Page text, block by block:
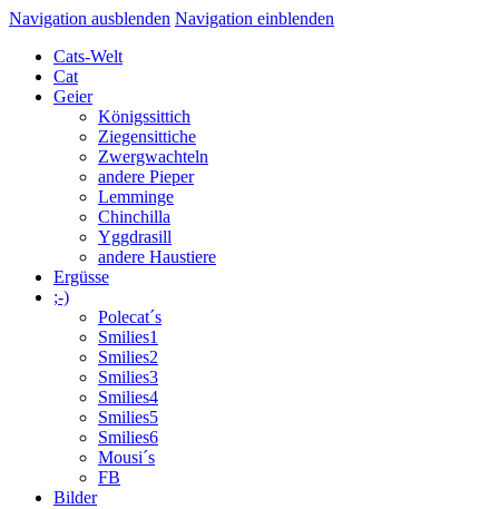
Navigation ausblenden Navigation einblenden
Cats-Welt
Cat
Geier
Königssittich
Ziegensittiche
Zwergwachteln
andere Pieper
Lemminge
Chinchilla
Yggdrasill
andere Haustiere
Ergüsse
;-)
Polecat´s
Smilies1
Smilies2
Smilies3
Smilies4
Smilies5
Smilies6
Mousi´s
FB
Bilder